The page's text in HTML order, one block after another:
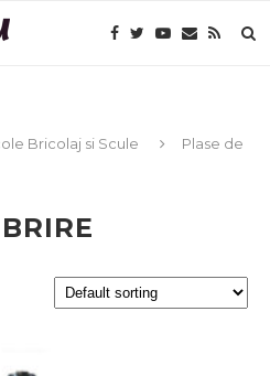
Bricolaj si Scule
Plase de